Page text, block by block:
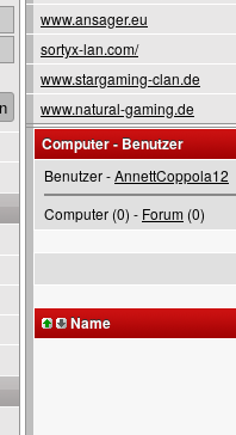
www.ansager.eu
sortyx-lan.com/
www.stargaming-clan.de
www.natural-gaming.de
Computer - Benutzer
Benutzer -AnnettCoppola12
Computer (0) - Forum (0)
Name